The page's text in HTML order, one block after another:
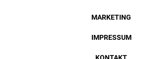
MARKETING
IMPRESSUM